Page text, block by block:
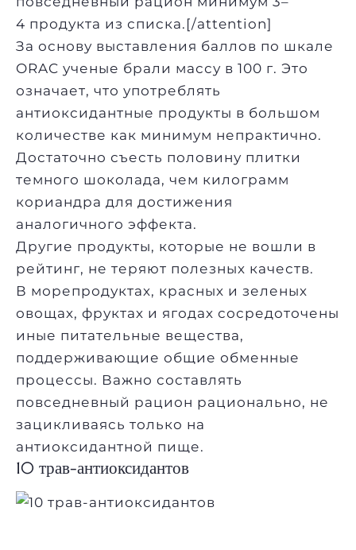
4 продукта из списка.[/attention]
За основу выставления баллов по шкале
ORAC ученые брали массу в 100 г. Это
означает, что употреблять
антиоксидантные продукты в большом
количестве как минимум непрактично.
Достаточно съесть половину плитки
темного шоколада, чем килограмм
кориандра для достижения
аналогичного эффекта.
Другие продукты, которые не вошли в
рейтинг, не теряют полезных качеств.
В морепродуктах, красных и зеленых
овощах, фруктах и ягодах сосредоточены
иные питательные вещества,
поддерживающие общие обменные
процессы. Важно составлять
повседневный рацион рационально, не
зацикливаясь только на
антиоксидантной пище.
10 трав-антиоксидантов